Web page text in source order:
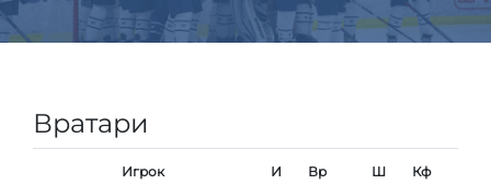
Вратари
Игрок И Вр Ш Кф